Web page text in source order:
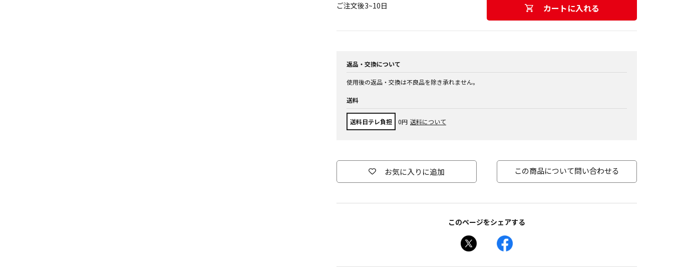
ご注文後3~10日 カートに入れる
返品・交換について
使用後の返品・交換は不良品を除き承れません。
送料
送料日テレ負担 0円 送料について
お気に入りに追加 この商品について問い合わせる
このページをシェアする